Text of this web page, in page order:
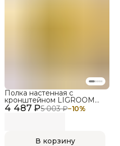
4 487 ₽5 003 ₽−10%
Полка настенная с
кронштейном LIGROOM
LIGHT, 900х312х450, Белый,
Дуб сонома
В корзину